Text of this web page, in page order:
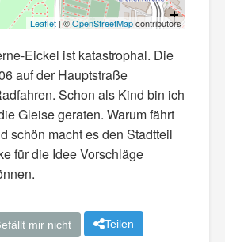
Leaflet | ©OpenStreetMapcontributors
Eickel ist katastrophal. Die
auf der Hauptstraße
Schon als Kind bin ich
Gleise geraten. Warum fährt
schön macht es den Stadtteil
für die Idee Vorschläge
mir nicht Teilen